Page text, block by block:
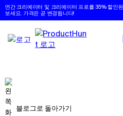
연간 크리에이터 및 크리에이터 프로를 35% 할인
보세요. 가격은 곧 변경됩니다!
블로그로 돌아가기